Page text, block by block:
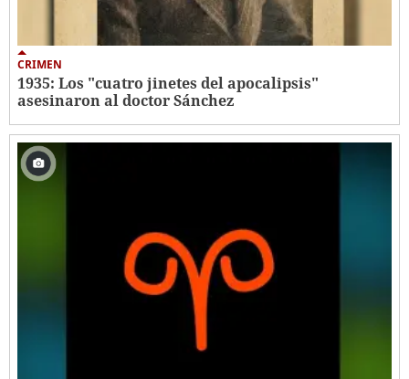
CRIMEN
1935: Los "cuatro jinetes del apocalipsis"
asesinaron al doctor Sánchez